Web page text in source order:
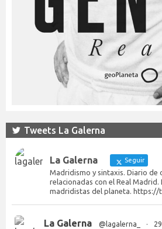
Tweets La Galerna
La Galerna Seguir
Madridismo y sintaxis. Diario de
relacionadas con el Real Madrid.
madridistas del planeta. https://
La Galerna @lagalerna_ ·